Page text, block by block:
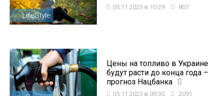
LifeStyle
05.11.2023 в 10:29 807
Цены на топливо в Украине
будут расти до конца года –
прогноз Нацбанка
05.11.2023 в 09:30 2091